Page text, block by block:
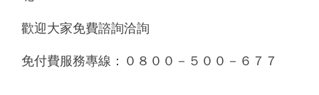
歡迎大家免費諮詢洽詢
免付費服務專線：０８００－５００－６７７